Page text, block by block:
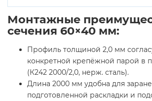
Монтажные
сечения 60×40 мм:
Профиль толщиной 2,0 мм
конкретной крепёжной парой в
(К242 2000/2,0, нерж. сталь).
Длина 2000 мм удобна для
подготовленной раскладки и